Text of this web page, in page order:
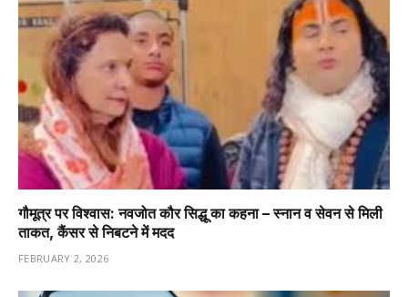
गौमूत्र पर विश्वास: नवजोत कौर सिद्धू का कहना – स्नान व सेवन से मिली
ताकत, कैंसर से निबटने में मदद
FEBRUARY 2, 2026